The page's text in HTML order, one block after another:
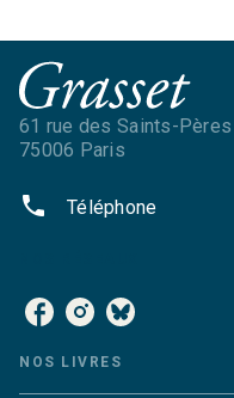
61 rue des Saints-Pères
75006 Paris
phone Téléphone
NOS LIVRES